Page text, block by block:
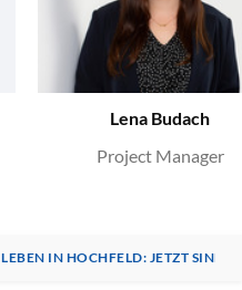
Lena Budach
Project Manager
IN HOCHFELD: JETZT SIND